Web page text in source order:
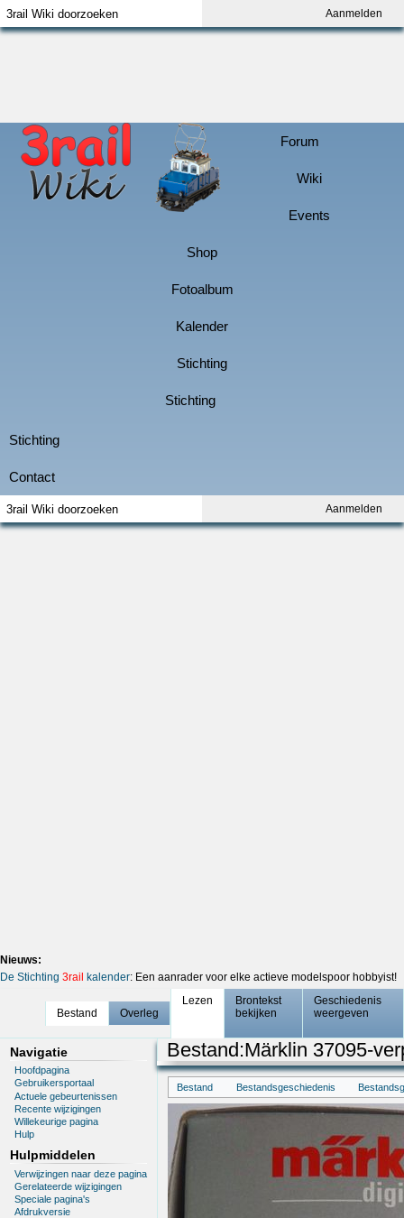
Aanmelden
Aanmelden
Nieuws:
De Stichting 3rail kalender: Een aanrader voor elke actieve modelspoor hobbyist!
Bestand Overleg
Lezen
Brontekst
bekijken
Geschiedenis
weergeven
Navigatie
Hoofdpagina
Gebruikersportaal
Actuele gebeurtenissen
Recente wijzigingen
Willekeurige pagina
Hulp
Hulpmiddelen
Verwijzingen naar deze pagina
Gerelateerde wijzigingen
Speciale pagina's
Afdrukversie
Bestand:Märklin 37095-
Bestand Bestandsgeschiedenis